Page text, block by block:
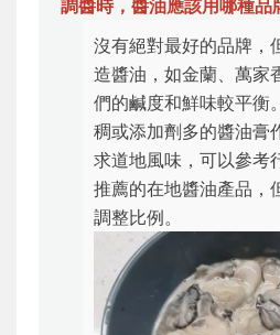
調醬時，醬油應該用哪種品
沒有絕對最好的品牌，
造醬油，如金蘭、萬家
們的鹹度和鮮味較平衡
稠或添加劑多的醬油膏
求道地風味，可以參考
推薦的在地醬油產品，
調整比例。